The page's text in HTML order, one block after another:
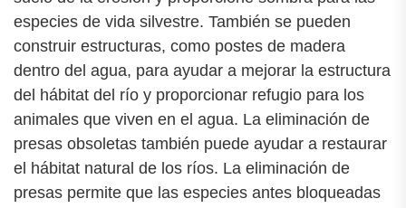
especies de vida silvestre. También se pueden
construir estructuras, como postes de madera
dentro del agua, para ayudar a mejorar la estructura
del hábitat del río y proporcionar refugio para los
animales que viven en el agua. La eliminación de
presas obsoletas también puede ayudar a restaurar
el hábitat natural de los ríos. La eliminación de
presas permite que las especies antes bloqueadas